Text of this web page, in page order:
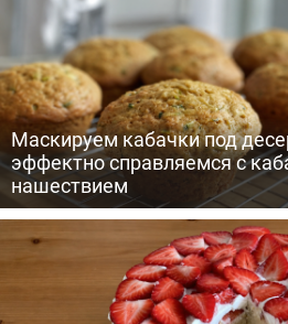
Маскируем кабачки под
эффектно справляемся с
нашествием